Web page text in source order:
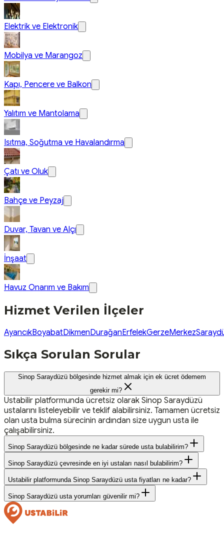
Elektrik ve Elektronik
Mobilya ve Marangoz
Kapı, Pencere ve Balkon
Yalıtım ve Mantolama
Isıtma, Soğutma ve Havalandırma
Çatı ve Oluk
Bahçe ve Peyzaj
Duvar, Tavan ve Alçı
İnşaat
Havuz Onarım ve Bakım
Hizmet Verilen İlçeler
AyancıkBoyabatDikmenDurağanErfelekGerzeMerkez
Sıkça Sorulan Sorular
Sinop Saraydüzü bölgesinde hizmet almak için ek ücret ödemem
gerekir mi?
Ustabilir platformunda ücretsiz olarak Sinop Saraydüzü
ustalarını listeleyebilir ve teklif alabilirsiniz. Tamamen ücretsiz
olan usta bulma sürecinin ardından size uygun usta ile
çalışabilirsiniz.
Sinop Saraydüzü bölgesinde ne kadar sürede usta bulabilirim?
Sinop Saraydüzü çevresinde en iyi ustaları nasıl bulabilirim?
Ustabilir platformunda Sinop Saraydüzü usta fiyatları ne kadar?
Sinop Saraydüzü usta yorumları güvenilir mi?